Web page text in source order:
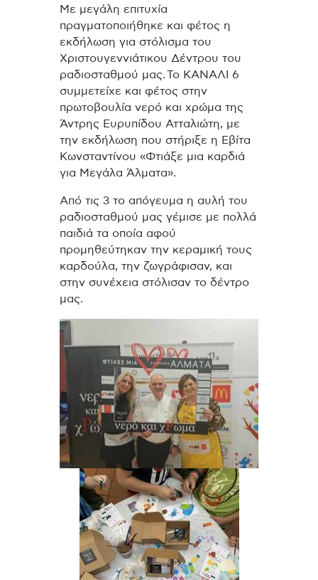
Με μεγάλη επιτυχία
πραγματοποιήθηκε και φέτος η
εκδήλωση για στόλισμα του
Χριστουγεννιάτικου Δέντρου του
ραδιοσταθμού μας. Το ΚΑΝΑΛΙ 6
συμμετείχε και φέτος στην
πρωτοβουλία νερό και χρώμα της
Άντρης Ευρυπίδου Ατταλιώτη, με
την εκδήλωση που στήριξε η Εβίτα
Κωνσταντίνου «Φτιάξε μια καρδιά
για Μεγάλα Άλματα».
Από τις 3 το απόγευμα η αυλή του
ραδιοσταθμού μας γέμισε με πολλά
παιδιά τα οποία αφού
προμηθεύτηκαν την κεραμική τους
καρδούλα, την ζωγράφισαν, και
στην συνέχεια στόλισαν το δέντρο
μας.